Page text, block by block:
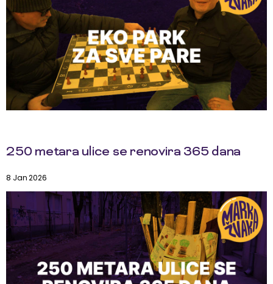
250 metara ulice se renovira 365 dana
8 Jan 2026